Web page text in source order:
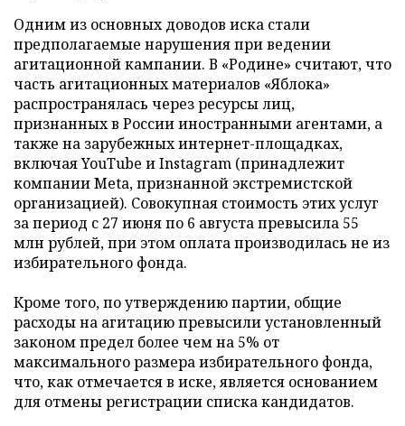
Одним из основных доводов иска стали
предполагаемые нарушения при ведении
агитационной кампании. В «Родине» считают, что
часть агитационных материалов «Яблока»
распространялась через ресурсы лиц,
признанных в России иностранными агентами, а
также на зарубежных интернет-площадках,
включая YouTube и Instagram (принадлежит
компании Meta, признанной экстремистской
организацией). Совокупная стоимость этих услуг
за период с 27 июня по 6 августа превысила 55
млн рублей, при этом оплата производилась не из
избирательного фонда.
Кроме того, по утверждению партии, общие
расходы на агитацию превысили установленный
законом предел более чем на 5% от
максимального размера избирательного фонда,
что, как отмечается в иске, является основанием
для отмены регистрации списка кандидатов.